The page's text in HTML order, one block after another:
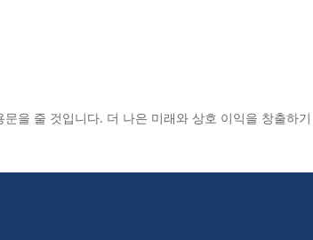
을 줄 것입니다. 더 나은 미래와 상호 이익을 창출하